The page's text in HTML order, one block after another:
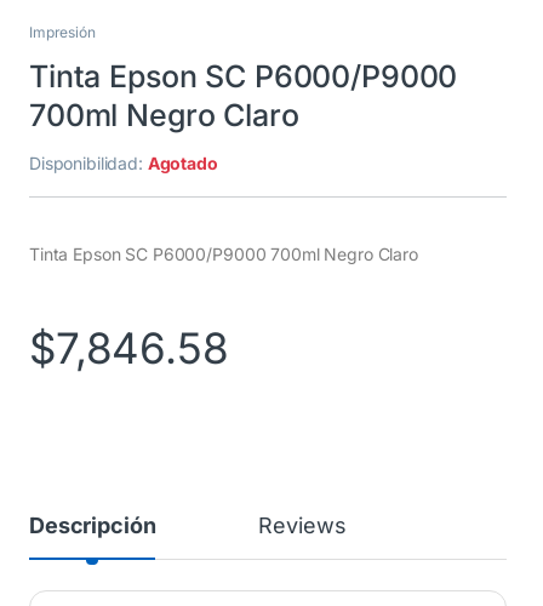
Impresión
Tinta Epson SC P6000/P9000
700ml Negro Claro
Disponibilidad: Agotado
Tinta Epson SC P6000/P9000 700ml Negro Claro
$7,846.58
Descripción Reviews